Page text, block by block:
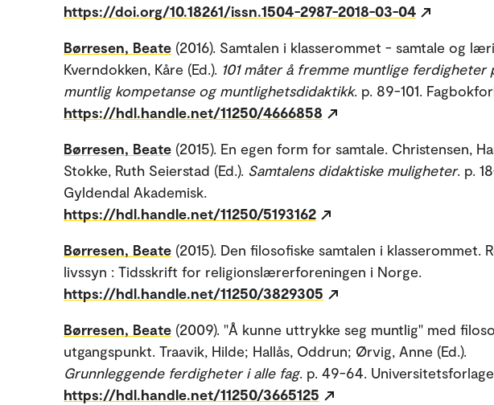
https://doi.org/10.18261/issn.1504-2987-2018-03-04
Børresen, Beate (2016). Samtalen i klasserommet - samtale og
Kverndokken, Kåre (Ed.). 101 måter å fremme muntlige ferdigheter
muntlig kompetanse og muntlighetsdidaktikk. p. 89-101.
https://hdl.handle.net/11250/4666858
Børresen, Beate (2015). En egen form for samtale. Christensen,
Stokke, Ruth Seierstad (Ed.). Samtalens didaktiske muligheter. p.
Gyldendal Akademisk.
https://hdl.handle.net/11250/5193162
Børresen, Beate (2015). Den filosofiske samtalen i klasserommet.
livssyn : Tidsskrift for religionslærerforeningen i Norge.
https://hdl.handle.net/11250/3829305
Børresen, Beate (2009). "Å kunne uttrykke seg muntlig" med
utgangspunkt. Traavik, Hilde; Hallås, Oddrun; Ørvig, Anne (Ed.).
Grunnleggende ferdigheter i alle fag. p. 49-64.
https://hdl.handle.net/11250/3665125